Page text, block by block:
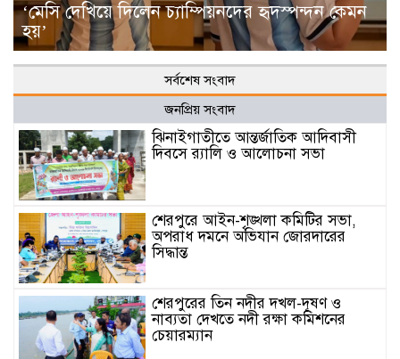
‘মেসি দেখিয়ে দিলেন চ্যাম্পিয়নদের হৃদস্পন্দন কেমন
হয়’
সর্বশেষ সংবাদ
জনপ্রিয় সংবাদ
ঝিনাইগাতীতে আন্তর্জাতিক আদিবাসী
দিবসে র‌্যালি ও আলোচনা সভা
শেরপুরে আইন-শৃঙ্খলা কমিটির সভা,
অপরাধ দমনে অভিযান জোরদারের
সিদ্ধান্ত
শেরপুরের তিন নদীর দখল-দূষণ ও
নাব্যতা দেখতে নদী রক্ষা কমিশনের
চেয়ারম্যান